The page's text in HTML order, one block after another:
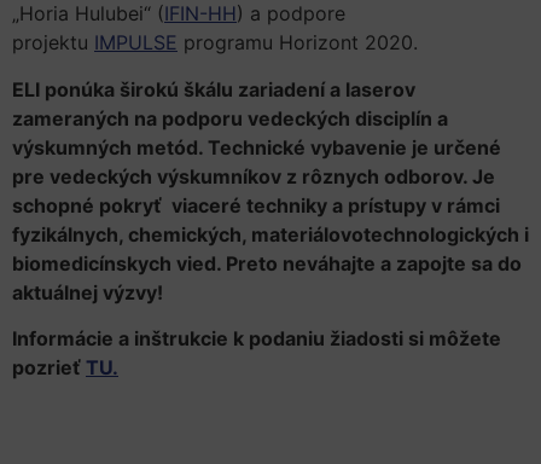
„Horia Hulubei“ (IFIN-HH) a podpore
projektu IMPULSE programu Horizont 2020.
ELI ponúka širokú škálu zariadení a laserov
zameraných na podporu vedeckých disciplín a
výskumných metód. Technické vybavenie je určené
pre vedeckých výskumníkov z rôznych odborov. Je
schopné pokryť viaceré techniky a prístupy v rámci
fyzikálnych, chemických, materiálovotechnologických i
biomedicínskych vied. Preto neváhajte a zapojte sa do
aktuálnej výzvy!
Informácie a inštrukcie k podaniu žiadosti si môžete
pozrieť TU.